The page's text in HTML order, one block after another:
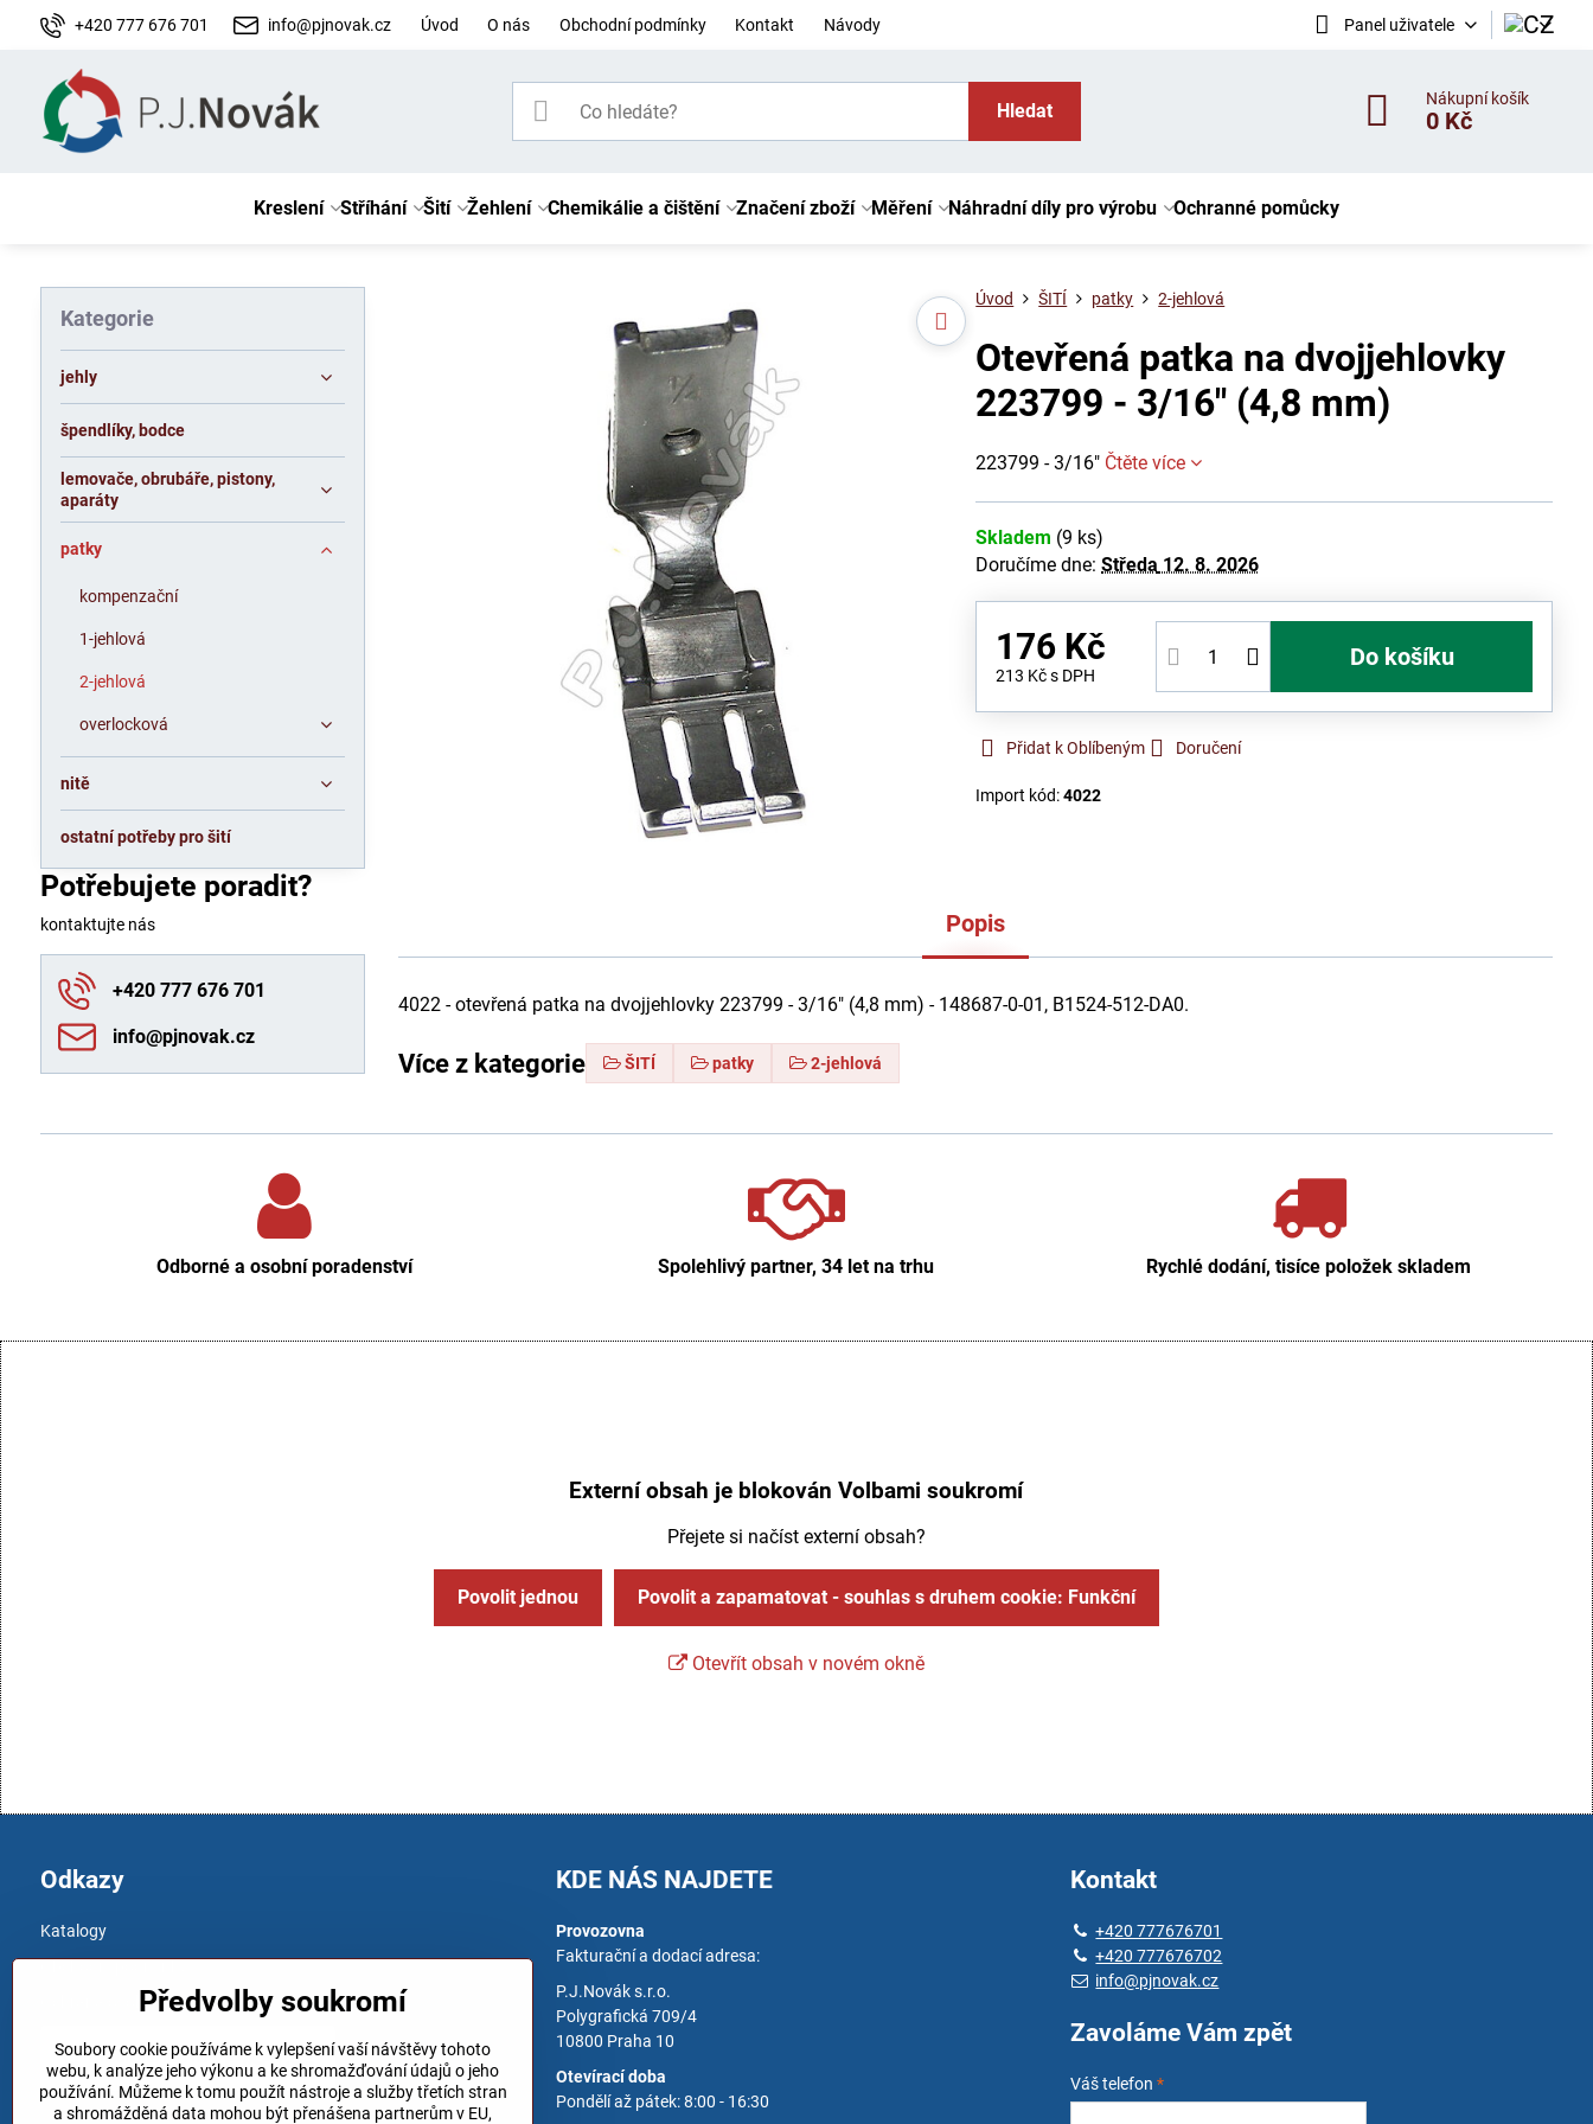
+420 777 676 701 info@pjnovak.cz Úvod O nás Obchodní podmínky Kontakt Návody Panel uživatele
Hledat
Nákupní košík
0 Kč
Kreslení Stříhání Šití Žehlení Chemikálie a čištění Značení zboží Měření Náhradní díly pro výrobu Ochranné pomůcky
Úvod ŠITÍ patky 2-jehlová
Otevřená patka na dvojjehlovky
223799 - 3/16" (4,8 mm)
223799 - 3/16" Čtěte více
Skladem (9 ks)
Doručíme dne:Středa 12. 8. 2026
176 Kč
213 Kčs DPH
Do košíku
Přidat k Oblíbeným Doručení
Import kód:4022
Popis
4022 - otevřená patka na dvojjehlovky 223799 - 3/16" (4,8 mm) - 148687-0-01, B1524-512-DA0.
Více z kategorie ŠITÍ patky 2-jehlová
Kategorie
jehly
špendlíky, bodce
lemovače, obrubáře, pistony,
aparáty
patky
kompenzační
1-jehlová
2-jehlová
overlocková
nitě
ostatní potřeby pro šití
Potřebujete poradit?
kontaktujte nás
+420 777 676 701
info​@pjnovak​.cz
Odborné a osobní poradenství Spolehlivý partner, 34 let na trhu Rychlé dodání, tisíce položek skladem
Externí obsah je blokován Volbami soukromí
Přejete si načíst externí obsah?
Povolit jednou Povolit a zapamatovat - souhlas s druhem cookie: Funkční
Otevřít obsah v novém okně
Odkazy
Katalogy
Ochrana osobních údajů
KDE NÁS NAJDETE
Provozovna
Fakturační a dodací adresa:
P.J.Novák s.r.o.
Polygrafická 709/4
10800 Praha 10
Otevírací doba
Pondělí až pátek: 8:00 - 16:30
Kontakt
+420 777676701
+420 777676702
info@pjnovak.cz
Zavoláme Vám zpět
Váš telefon*
Předvolby soukromí
Soubory cookie používáme k vylepšení vaší návštěvy tohoto
webu, k analýze jeho výkonu a ke shromažďování údajů o jeho
používání. Můžeme k tomu použít nástroje a služby třetích stran
a shromážděná data mohou být přenášena partnerům v EU,